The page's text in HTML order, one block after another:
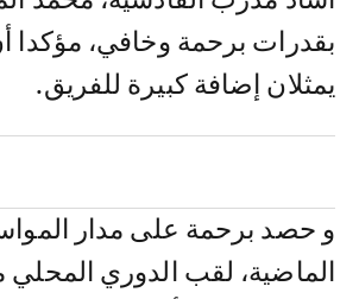
بقدرات برحمة وخافي، مؤكدا
يمثلان إضافة كبيرة للفريق.
و حصد برحمة على مدار
الماضية، لقب الدوري المحلي